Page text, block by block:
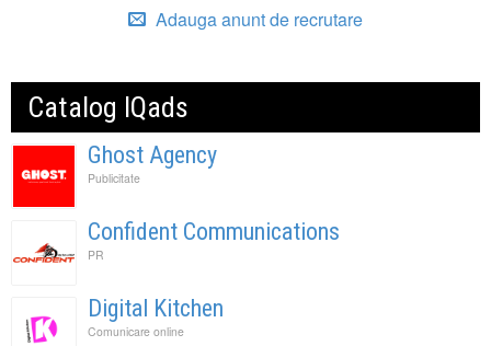
Adauga anunt de recrutare
Catalog IQads
Ghost Agency
Publicitate
Confident Communications
PR
Digital Kitchen
Comunicare online